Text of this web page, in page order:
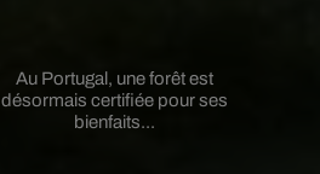
Au Portugal, une forêt est
désormais certifiée pour ses
bienfaits...